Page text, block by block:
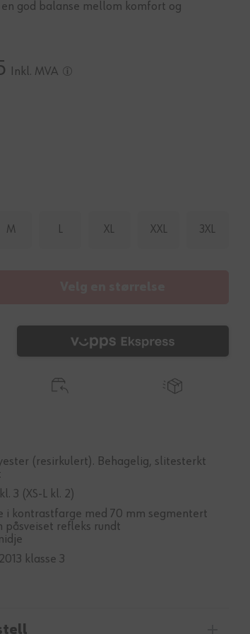
god balanse mellom komfort og
Inkl. MVA
M L XL XXL 3XL
(resirkulert). Behagelig, slitesterkt
3 (XS-L kl. 2)
i kontrastfarge med 70 mm segmentert
påsveiset refleks rundt
klasse 3